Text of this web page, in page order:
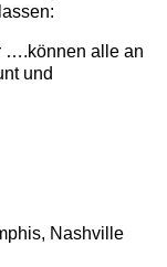
….können alle an
und
Nashville